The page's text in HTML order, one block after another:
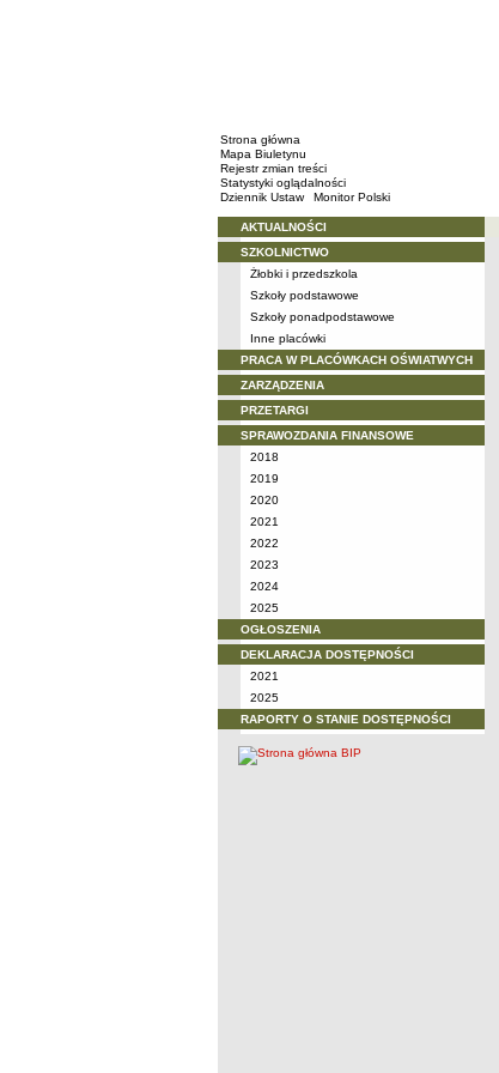
Strona główna
Mapa Biuletynu
Rejestr zmian treści
Statystyki oglądalności
Dziennik Ustaw
Monitor Polski
Menu
AKTUALNOŚCI
SZKOLNICTWO
Żłobki i przedszkola
Szkoły podstawowe
Szkoły ponadpodstawowe
Inne placówki
PRACA W PLACÓWKACH OŚWIATWYCH
ZARZĄDZENIA
PRZETARGI
SPRAWOZDANIA FINANSOWE
2018
2019
2020
2021
2022
2023
2024
2025
OGŁOSZENIA
DEKLARACJA DOSTĘPNOŚCI
2021
2025
RAPORTY O STANIE DOSTĘPNOŚCI